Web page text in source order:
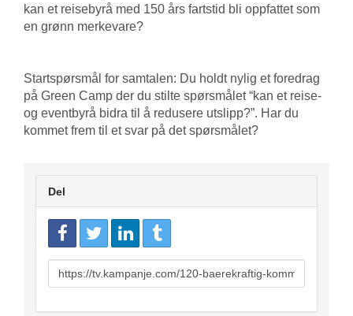
kan et reisebyrå med 150 års fartstid bli oppfattet som
en grønn merkevare?
Startspørsmål for samtalen: Du holdt nylig et foredrag
på Green Camp der du stilte spørsmålet “kan et reise-
og eventbyrå bidra til å redusere utslipp?”. Har du
kommet frem til et svar på det spørsmålet?
Del
URL
to